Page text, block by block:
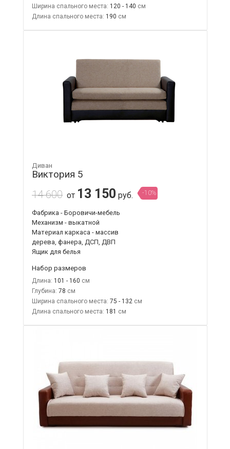
Ширина спального места: 120 - 140
Длина спального места: 190
Диван
Виктория 5
14 600 от 13 150 руб. -10%
Фабрика - Боровичи-мебель
Механизм - выкатной
Материал каркаса - массив
дерева, фанера, ДСП, ДВП
Ящик для белья
Набор размеров
Длина: 101 - 160
Глубина: 78
Ширина спального места: 75 - 132
Длина спального места: 181